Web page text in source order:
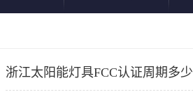
浙江太阳能灯具FCC认证周期多少